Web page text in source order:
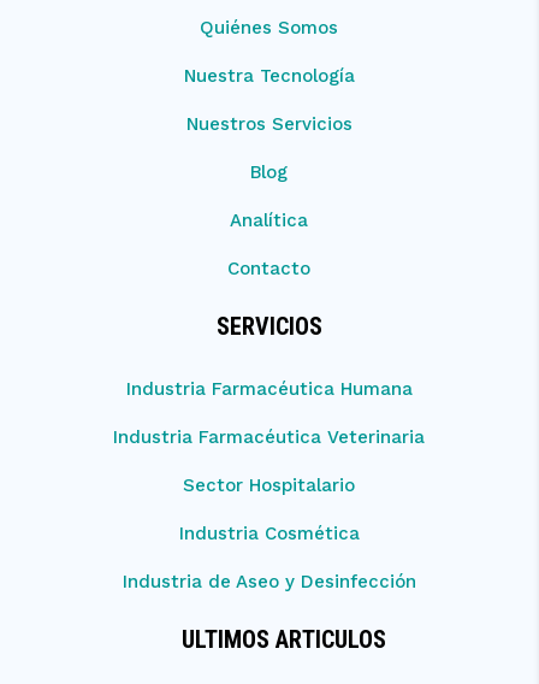
Quiénes Somos
Nuestra Tecnología
Nuestros Servicios
Blog
Analítica
Contacto
SERVICIOS
Industria Farmacéutica Humana
Industria Farmacéutica Veterinaria
Sector Hospitalario
Industria Cosmética
Industria de Aseo y Desinfección
ULTIMOS ARTICULOS